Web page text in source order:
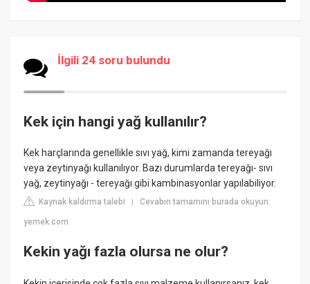
İlgili 24 soru bulundu
Kek için hangi yağ kullanılır?
Kek harçlarında genellikle sıvı yağ, kimi zamanda tereyağı
veya zeytinyağı kullanılıyor. Bazı durumlarda tereyağı- sıvı
yağ, zeytinyağı - tereyağı gibi kambinasyonlar yapılabiliyor.
Kaynak kaldırma talebi |Cevabın tamamını burada okuyun:
yemek.com
Kekin yağı fazla olursa ne olur?